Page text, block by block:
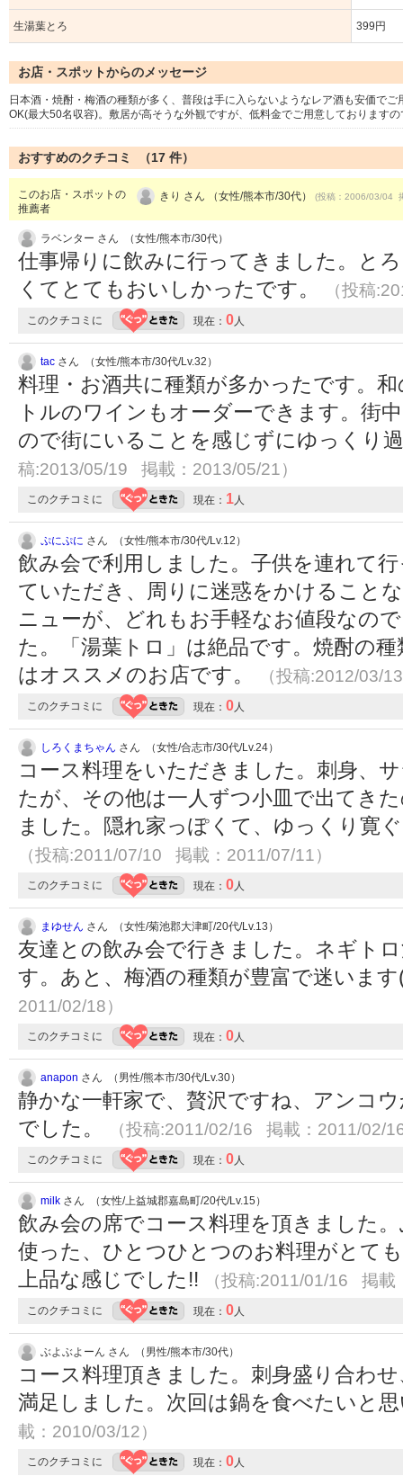
生湯葉とろ 399円
お店・スポットからのメッセージ
日本酒・焼酎・梅酒の種類が多く、普段は手に入らないようなレア酒も安価で
OK(最大50名収容)。敷居が高そうな外観ですが、低料金でご用意しております
おすすめのクチコミ （17 件）
このお店・スポットの
推薦者
きり さん （女性/熊本市/30代） (投稿：2006/03/04
ラベンター さん （女性/熊本市/30代）
仕事帰りに飲みに行ってきました。と
くてとてもおいしかったです。
（投稿
このクチコミに 現在： 0人
tac さん （女性/熊本市/30代/Lv.32）
料理・お酒共に種類が多かったです。
トルのワインもオーダーできます。街
ので街にいることを感じずにゆっくり
稿:2013/05/19 掲載：2013/05/21）
このクチコミに 現在： 1人
ぷにぷに さん （女性/熊本市/30代/Lv.12）
飲み会で利用しました。子供を連れて
ていただき、周りに迷惑をかけること
ニューが、どれもお手軽なお値段なの
た。「湯葉トロ」は絶品です。焼酎の
はオススメのお店です。
（投稿:2012/03/
このクチコミに 現在： 0人
しろくまちゃん さん （女性/合志市/30代/Lv.24）
コース料理をいただきました。刺身、
たが、その他は一人ずつ小皿で出てき
ました。隠れ家っぽくて、ゆっくり寛
（投稿:2011/07/10 掲載：2011/07/11）
このクチコミに 現在： 0人
まゆせん さん （女性/菊池郡大津町/20代/Lv.13）
友達との飲み会で行きました。ネギト
す。あと、梅酒の種類が豊富で迷いま
2011/02/18）
このクチコミに 現在： 0人
anapon さん （男性/熊本市/30代/Lv.30）
静かな一軒家で、贅沢ですね、アンコ
でした。
（投稿:2011/02/16 掲載：2011/02/
このクチコミに 現在： 0人
milk さん （女性/上益城郡嘉島町/20代/Lv.15）
飲み会の席でコース料理を頂きました
使った、ひとつひとつのお料理がとて
上品な感じでした!!
（投稿:2011/01/16 掲載
このクチコミに 現在： 0人
ぶよぶよーん さん （男性/熊本市/30代）
コース料理頂きました。刺身盛り合わ
満足しました。次回は鍋を食べたいと
載：2010/03/12）
このクチコミに 現在： 0人